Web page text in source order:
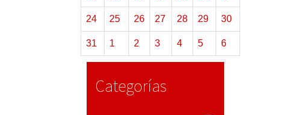
24 25 26 27 28 29 30
31 1 2 3 4 5 6
Categorías